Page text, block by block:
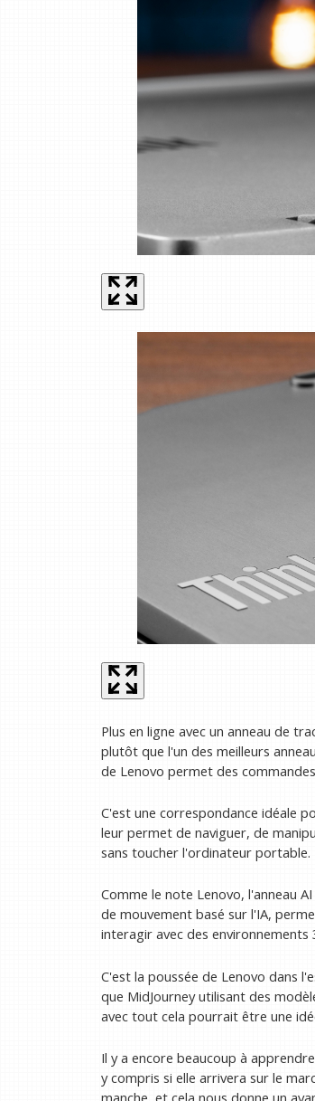
Plus en ligne avec un anneau de
plutôt que l'un des meilleurs
de Lenovo permet des
C'est une correspondance idéale
leur permet de naviguer, de
sans toucher l'ordinateur portable.
Comme le note Lenovo, l'anneau
de mouvement basé sur l'IA,
interagir avec des environnements
C'est la poussée de Lenovo dans
que MidJourney utilisant des
avec tout cela pourrait être une
Il y a encore beaucoup à
y compris si elle arrivera sur le
manche, et cela nous donne un